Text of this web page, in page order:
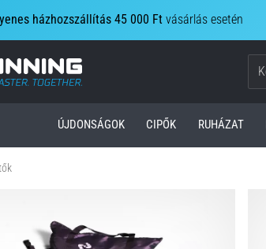
házhozszállítás 45 000 Ft vásárlás esetén
Top4Running.hu
ÚJDONSÁGOK CIPŐK RUHÁZAT